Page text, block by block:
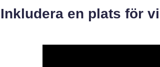
Inkludera en plats för